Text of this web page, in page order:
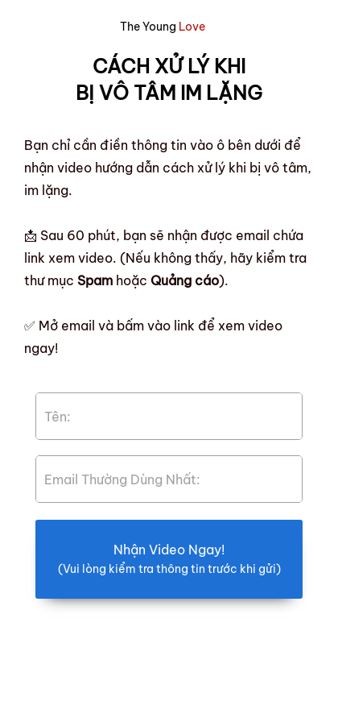
CÁCH XỬ LÝ KHI
BỊ VÔ TÂM IM LẶNG
Bạn chỉ cần điền thông tin vào ô bên dưới để
nhận video hướng dẫn cách xử lý khi bị vô tâm,
im lặng.
📩 Sau 60 phút, bạn sẽ nhận được email chứa
link xem video. (Nếu không thấy, hãy kiểm tra
thư mục Spam hoặc Quảng cáo).
✅ Mở email và bấm vào link để xem video
ngay!
Nhận Video Ngay!
(Vui lòng kiểm tra thông tin trước khi gửi)
The Young Love